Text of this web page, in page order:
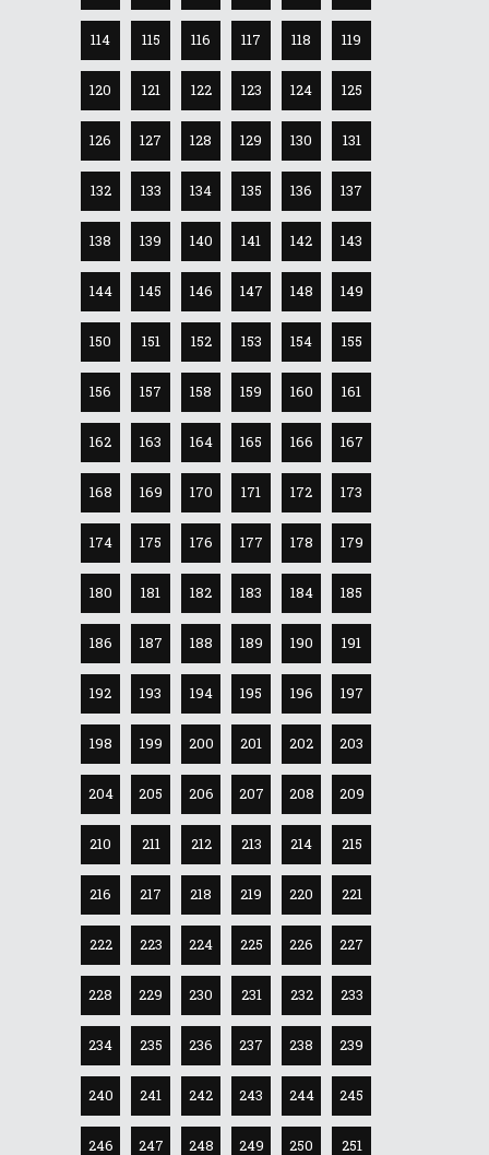
114 115 116 117 118 119
120 121 122 123 124 125
126 127 128 129 130 131
132 133 134 135 136 137
138 139 140 141 142 143
144 145 146 147 148 149
150 151 152 153 154 155
156 157 158 159 160 161
162 163 164 165 166 167
168 169 170 171 172 173
174 175 176 177 178 179
180 181 182 183 184 185
186 187 188 189 190 191
192 193 194 195 196 197
198 199 200 201 202 203
204 205 206 207 208 209
210 211 212 213 214 215
216 217 218 219 220 221
222 223 224 225 226 227
228 229 230 231 232 233
234 235 236 237 238 239
240 241 242 243 244 245
246 247 248 249 250 251